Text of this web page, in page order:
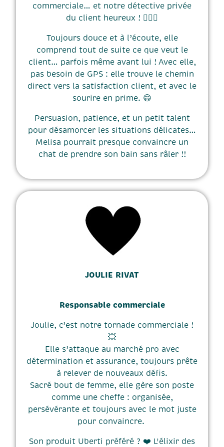
commerciale… et notre détective privée
du client heureux ! 🕵️‍♀️💛
Toujours douce et à l’écoute, elle
comprend tout de suite ce que veut le
client… parfois même avant lui ! Avec elle,
pas besoin de GPS : elle trouve le chemin
direct vers la satisfaction client, et avec le
sourire en prime. 😄
Persuasion, patience, et un petit talent
pour désamorcer les situations délicates…
Melisa pourrait presque convaincre un
chat de prendre son bain sans râler !!
JOULIE RIVAT
Responsable commerciale
Joulie, c’est notre tornade commerciale !
💥
Elle s’attaque au marché pro avec
détermination et assurance, toujours prête
à relever de nouveaux défis.
Sacré bout de femme, elle gère son poste
comme une cheffe : organisée,
persévérante et toujours avec le mot juste
pour convaincre.
Son produit Uberti préféré ? ❤️ L'élixir des